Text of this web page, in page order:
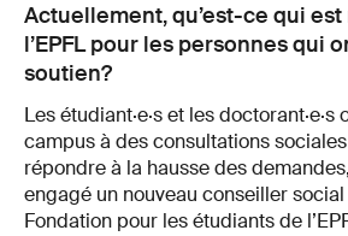
Actuellement, qu’est-ce qui
l’EPFL pour les personnes qui
soutien?
Les étudiant·e·s et les
campus à des consultations
répondre à la hausse des
engagé un nouveau conseiller
Fondation pour les étudiants de